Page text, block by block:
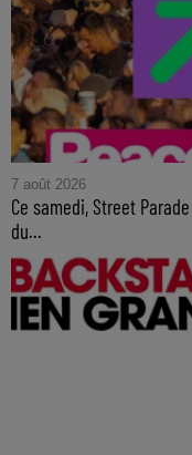
7 août 2026
Ce samedi, Street
du...